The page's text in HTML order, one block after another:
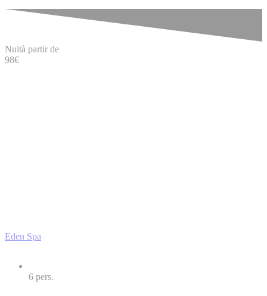
Nuità partir de
98€
Eden Spa
6 pers.